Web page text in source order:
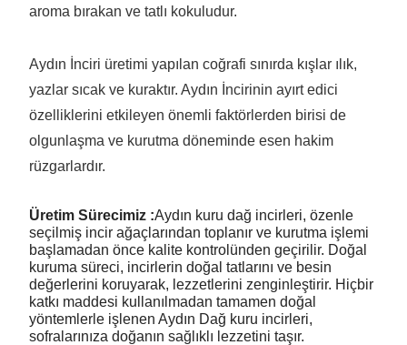
aroma bırakan ve tatlı kokuludur.
Aydın İnciri üretimi yapılan coğrafi sınırda kışlar ılık,
yazlar sıcak ve kuraktır. Aydın İncirinin ayırt edici
özelliklerini etkileyen önemli faktörlerden birisi de
olgunlaşma ve kurutma döneminde esen hakim
rüzgarlardır.
Üretim Sürecimiz :Aydın kuru dağ incirleri, özenle
seçilmiş incir ağaçlarından toplanır ve kurutma işlemi
başlamadan önce kalite kontrolünden geçirilir. Doğal
kuruma süreci, incirlerin doğal tatlarını ve besin
değerlerini koruyarak, lezzetlerini zenginleştirir. Hiçbir
katkı maddesi kullanılmadan tamamen doğal
yöntemlerle işlenen Aydın Dağ kuru incirleri,
sofralarınıza doğanın sağlıklı lezzetini taşır.